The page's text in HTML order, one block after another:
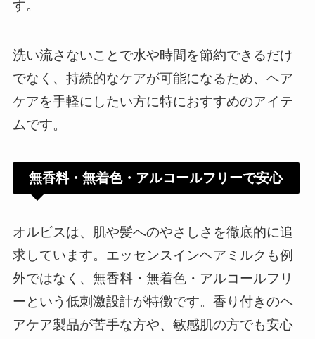
す。
洗い流さないことで水や時間を節約できるだけ
でなく、持続的なケアが可能になるため、ヘア
ケアを手軽にしたい方に特におすすめのアイテ
ムです。
無香料・無着色・アルコールフリーで安心
オルビスは、肌や髪へのやさしさを徹底的に追
求しています。エッセンスインヘアミルクも例
外ではなく、無香料・無着色・アルコールフリ
ーという低刺激設計が特徴です。香り付きのヘ
アケア製品が苦手な方や、敏感肌の方でも安心